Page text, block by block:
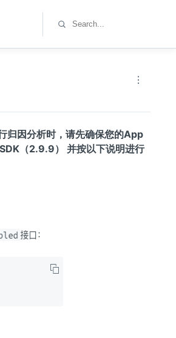
归因分析时，请先确保您的App
（2.9.9） 并按以下说明进行